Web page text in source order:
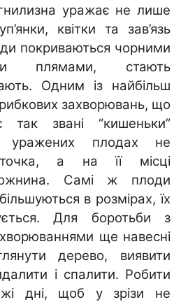
уражає не лише
квітки та зав’язь
покриваються чорними
плямами, стають
Одним із найбільш
захворювань, що
звані “кишеньки”
уражених плодах не
а на її місці
Самі ж плоди
в розмірах, їх
Для боротьби з
ще навесні
дерево, виявити
і спалити. Робити
дні, щоб у зрізи не